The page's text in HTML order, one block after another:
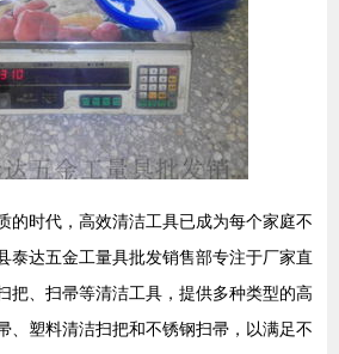
的时代，高效清洁工具已成为每个家庭不
泰达五金工量具批发销售部专注于厂家直
把、扫帚等清洁工具，提供多种类型的高
、塑料清洁扫把和不锈钢扫帚，以满足不